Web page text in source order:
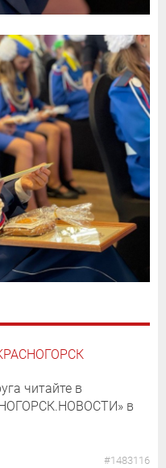
читайте в
в
#1483116